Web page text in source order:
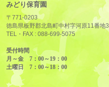
みどり保育園
〒771-0203
徳島県板野郡北島町中村字河原11番地3
TEL・FAX :088-699-5075
受付時間
月～金 7：00～19：00
土曜日 7：00～18：00